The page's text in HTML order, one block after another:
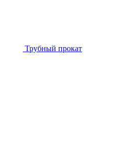
Трубный прокат